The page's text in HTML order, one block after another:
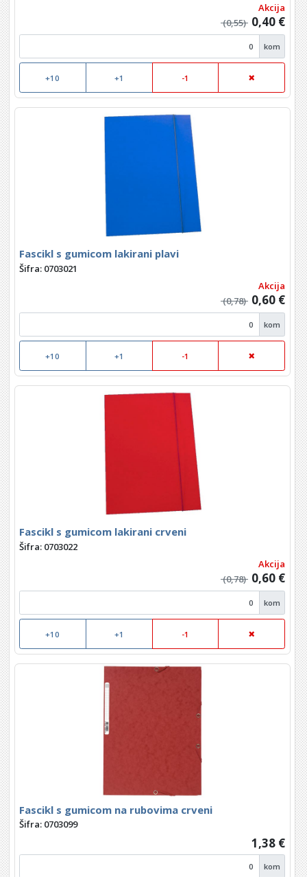
Akcija
(0,55) 0,40 €
kom
+10 +1 -1
Fascikl s gumicom lakirani plavi
Šifra: 0703021
Akcija
(0,78) 0,60 €
kom
+10 +1 -1
Fascikl s gumicom lakirani crveni
Šifra: 0703022
Akcija
(0,78) 0,60 €
kom
+10 +1 -1
Fascikl s gumicom na rubovima crveni
Šifra: 0703099
1,38 €
kom